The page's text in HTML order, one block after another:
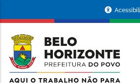
conteúdo
principal
da
Prefeitura
de